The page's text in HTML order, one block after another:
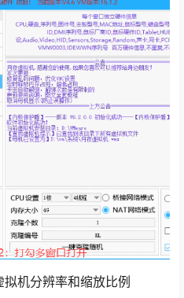
拟机分辨率和缩放比例